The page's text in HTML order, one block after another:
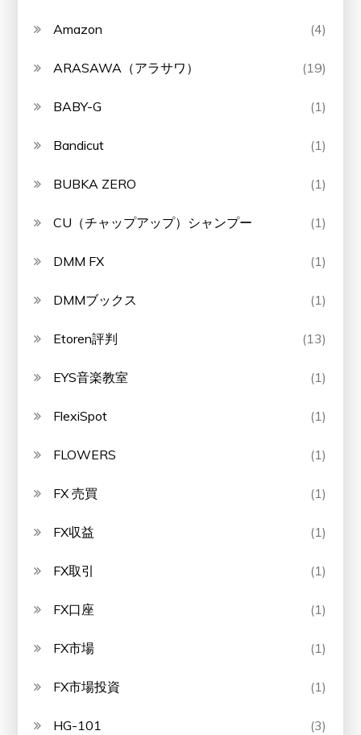
Amazon (4)
ARASAWA（アラサワ） (19)
BABY-G (1)
Bandicut (1)
BUBKA ZERO (1)
CU（チャップアップ）シャンプー (1)
DMM FX (1)
DMMブックス (1)
Etoren評判 (13)
EYS音楽教室 (1)
FlexiSpot (1)
FLOWERS (1)
FX 売買 (1)
FX収益 (1)
FX取引 (1)
FX口座 (1)
FX市場 (1)
FX市場投資 (1)
HG-101 (3)